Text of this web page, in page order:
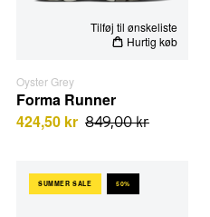
Tilføj til ønskeliste
Hurtig køb
Oyster Grey
Forma Runner
424,50 kr 849,00 kr
ML
SUMMER SALE 50%
Raven Mesh PET S-E15 |